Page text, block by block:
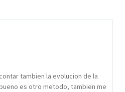
tambien la evolucion de la
es otro metodo, tambien me